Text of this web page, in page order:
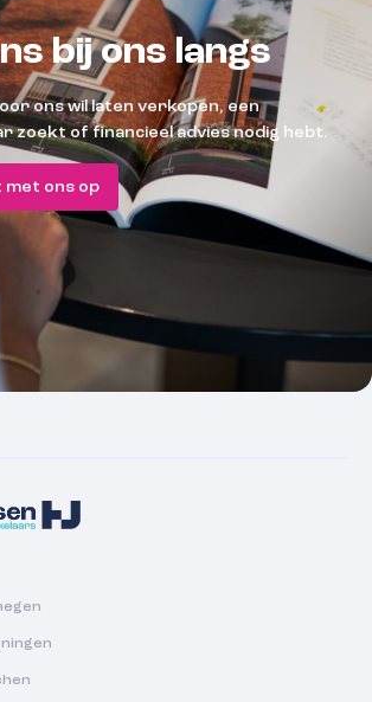
bij ons langs
ons wil laten verkopen, een
zoekt of financieel advies nodig hebt.
met ons op